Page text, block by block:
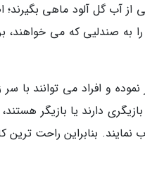
گل آلود ماهی بگیرند؛
به صندلیی که می
و افراد می توانند
دارند یا بازیگر
نمایند. بنابراین راحت